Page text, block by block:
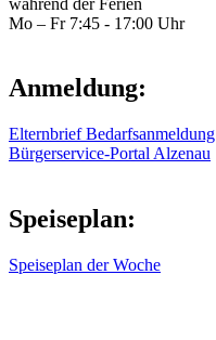
Mo – Fr 7:45 - 17:00 Uhr
Anmeldung:
Elternbrief Bedarfsanmeldung
Bürgerservice-Portal Alzenau
Speiseplan:
Speiseplan der Woche